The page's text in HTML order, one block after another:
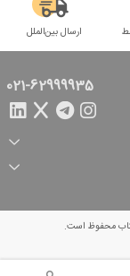
ارسال بین‌الملل
021-62999935
محفوظ است.